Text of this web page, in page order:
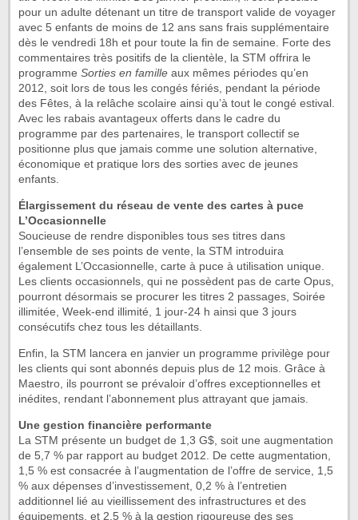
pour un adulte détenant un titre de transport valide de voyager
avec 5 enfants de moins de 12 ans sans frais supplémentaire
dès le vendredi 18h et pour toute la fin de semaine. Forte des
commentaires très positifs de la clientèle, la STM offrira le
programme Sorties en famille aux mêmes périodes qu’en
2012, soit lors de tous les congés fériés, pendant la période
des Fêtes, à la relâche scolaire ainsi qu’à tout le congé estival.
Avec les rabais avantageux offerts dans le cadre du
programme par des partenaires, le transport collectif se
positionne plus que jamais comme une solution alternative,
économique et pratique lors des sorties avec de jeunes
enfants.
Élargissement du réseau de vente des cartes à puce
L’Occasionnelle
Soucieuse de rendre disponibles tous ses titres dans
l’ensemble de ses points de vente, la STM introduira
également L’Occasionnelle, carte à puce à utilisation unique.
Les clients occasionnels, qui ne possèdent pas de carte Opus,
pourront désormais se procurer les titres 2 passages, Soirée
illimitée, Week-end illimité, 1 jour-24 h ainsi que 3 jours
consécutifs chez tous les détaillants.
Enfin, la STM lancera en janvier un programme privilège pour
les clients qui sont abonnés depuis plus de 12 mois. Grâce à
Maestro, ils pourront se prévaloir d’offres exceptionnelles et
inédites, rendant l’abonnement plus attrayant que jamais.
Une gestion financière performante
La STM présente un budget de 1,3 G$, soit une augmentation
de 5,7 % par rapport au budget 2012. De cette augmentation,
1,5 % est consacrée à l’augmentation de l’offre de service, 1,5
% aux dépenses d’investissement, 0,2 % à l’entretien
additionnel lié au vieillissement des infrastructures et des
équipements, et 2,5 % à la gestion rigoureuse des ses